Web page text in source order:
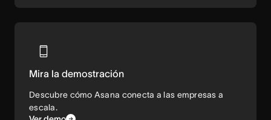
Mira la demostración
Descubre cómo Asana conecta a las empresas a
escala.